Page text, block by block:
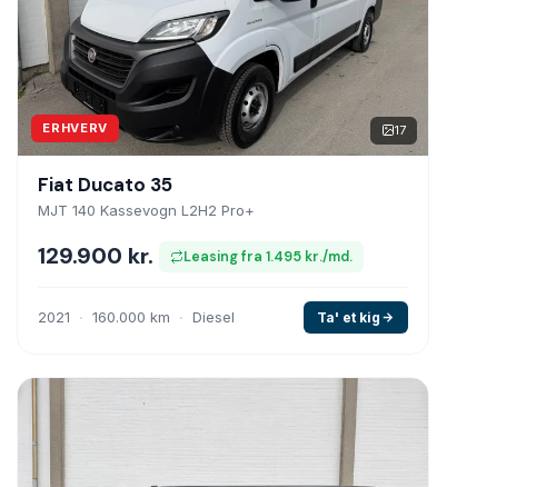
ERHVERV 17
Fiat Ducato 35
MJT 140 Kassevogn L2H2 Pro+
129.900 kr. Leasing fra 1.495 kr./md.
2021 160.000 km Diesel Ta' et kig